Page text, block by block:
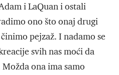
i LaQuan i ostali
ono što onaj drugi
pejzaž. I nadamo se
svih nas moći da
ona ima samo